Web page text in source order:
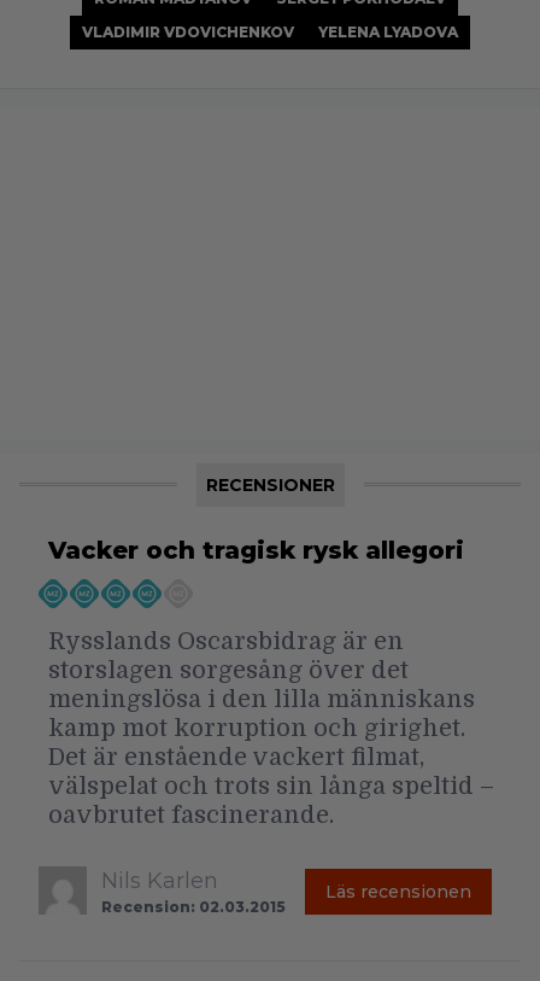
VLADIMIR VDOVICHENKOV
YELENA LYADOVA
RECENSIONER
Vacker och tragisk rysk allegori
Rysslands Oscarsbidrag är en
storslagen sorgesång över det
meningslösa i den lilla människans
kamp mot korruption och girighet.
Det är enstående vackert filmat,
välspelat och trots sin långa speltid –
oavbrutet fascinerande.
Nils Karlen
Recension: 02.03.2015
Läs recensionen